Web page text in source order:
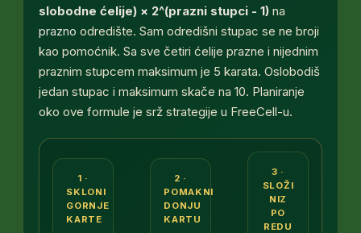
slobodne ćelije) × 2^(prazni stupci - 1) na
prazno odredište. Sam odredišni stupac se ne broji
kao pomoćnik. Sa sve četiri ćelije prazne i nijednim
praznim stupcem maksimum je 5 karata. Oslobodiš
jedan stupac i maksimum skače na 10. Planiranje
oko ove formule je srž strategije u FreeCell-u.
Tri prikaza. Prvi: na stupcu leži niz — pikova
1 ·
SKLONI
GORNJE
KARTE
2 ·
POMAKNI
DONJU
KARTU
3 ·
SLOŽI
NIZ
PO
REDU